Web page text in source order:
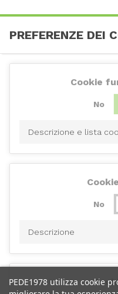
PEDE1978 utilizza cookie
PREFERENZE DEI
Cookie
No
Descrizione e lista
No
Descrizione